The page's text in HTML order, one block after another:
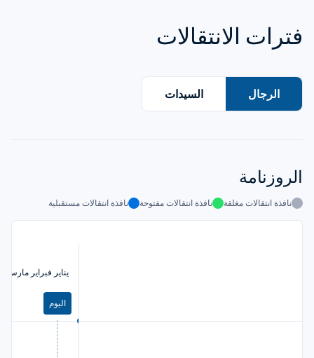
فترات الانتقالات
الرجال السيدات
الروزنامة
نافذة انتقالات مغلقة نافذة انتقالات مفتوحة نافذة انتقالات مستقبلية
يناير فبراير مارس
اليوم